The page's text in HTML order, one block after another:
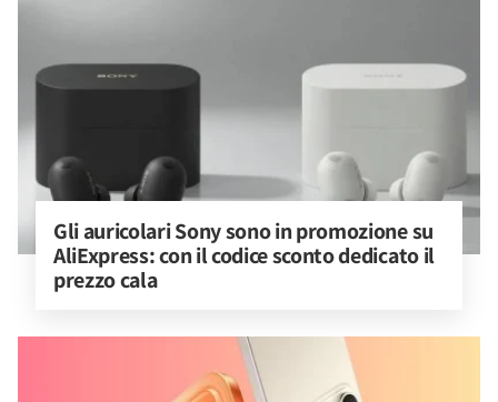
Gli auricolari Sony sono in promozione su
AliExpress: con il codice sconto dedicato il
prezzo cala